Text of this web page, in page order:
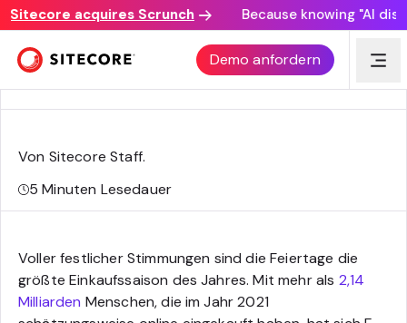
acquires Scrunch Because knowing "AI
Demo anfordern
So differenzieren Sie Ihre Commerce / Handel
Unternehmen in der größten Shopping-Saison
Von Sitecore Staff.
5Minuten Lesedauer
Voller festlicher Stimmungen sind die Feiertage die
größte Einkaufssaison des Jahres. Mit mehr als 2,14
Milliarden Menschen, die im Jahr 2021